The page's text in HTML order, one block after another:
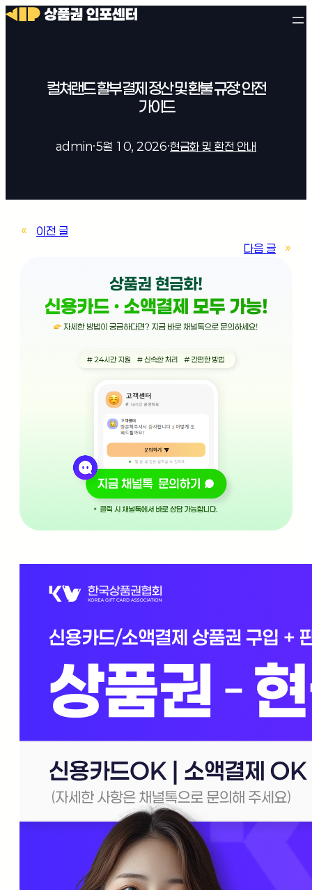
컬쳐랜드 할부 결제 정산 및 환불 규정: 안전
가이드
admin·5월 10, 2026·현금화 및 환전 안내
«
이전 글
다음 글
»